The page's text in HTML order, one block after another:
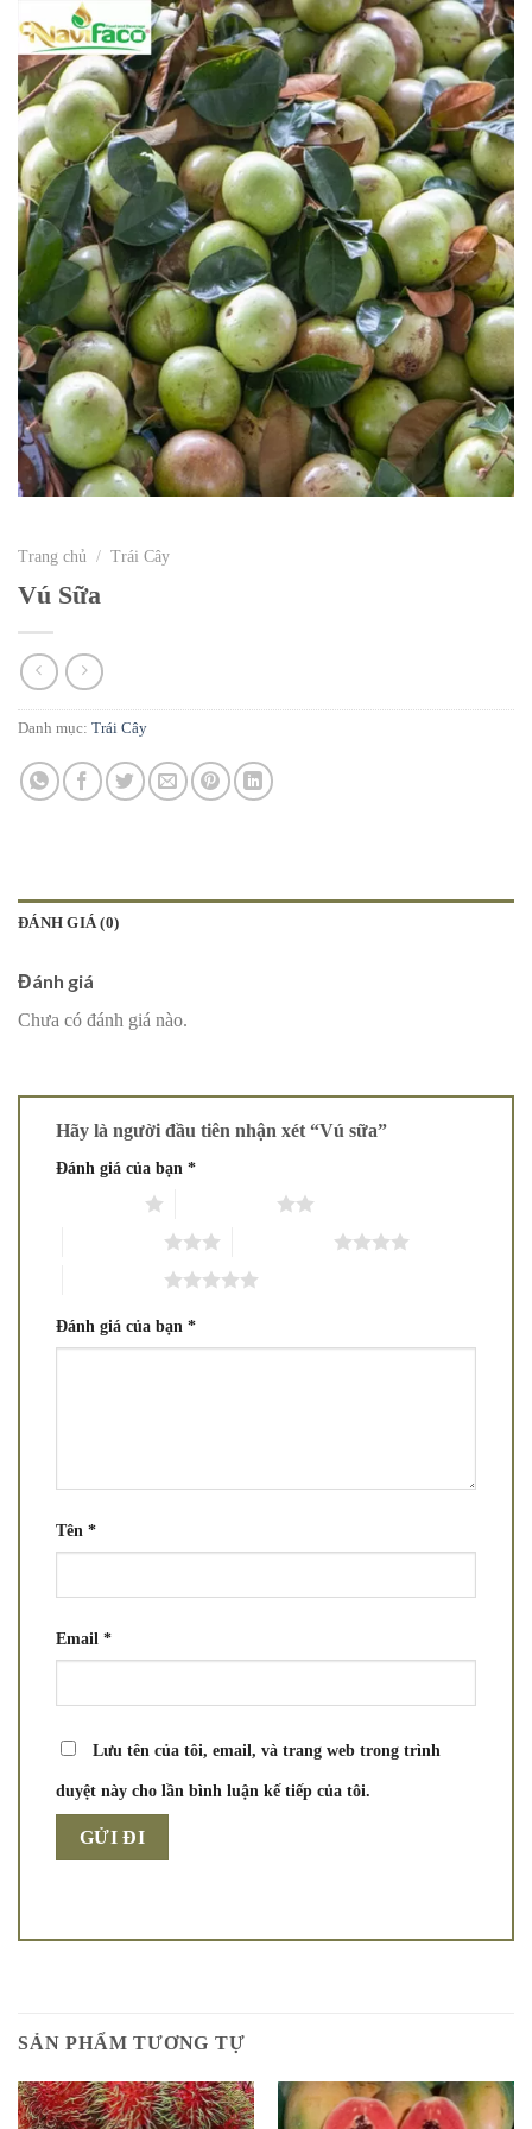
Trang chủ / Trái Cây
Vú Sữa
Danh mục: Trái Cây
ĐÁNH GIÁ (0)
Đánh giá
Chưa có đánh giá nào.
Hãy là người đầu tiên nhận xét “Vú sữa”
Đánh giá của bạn *
Đánh giá của bạn *
Tên *
Email *
Lưu tên của tôi, email, và trang web trong trình
duyệt này cho lần bình luận kế tiếp của tôi.
SẢN PHẨM TƯƠNG TỰ